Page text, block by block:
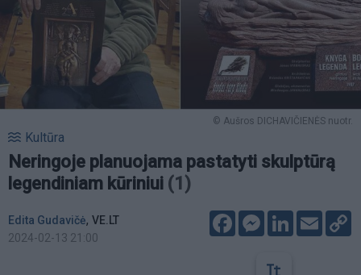
© Aušros DICHAVIČIENĖS nuotr.
Kultūra
Neringoje planuojama pastatyti skulptūrą
legendiniam kūriniui (1)
Edita Gudavičė, VE.LT
2024-02-13 21:00
FacebookMessenger
LinkedIn
Email